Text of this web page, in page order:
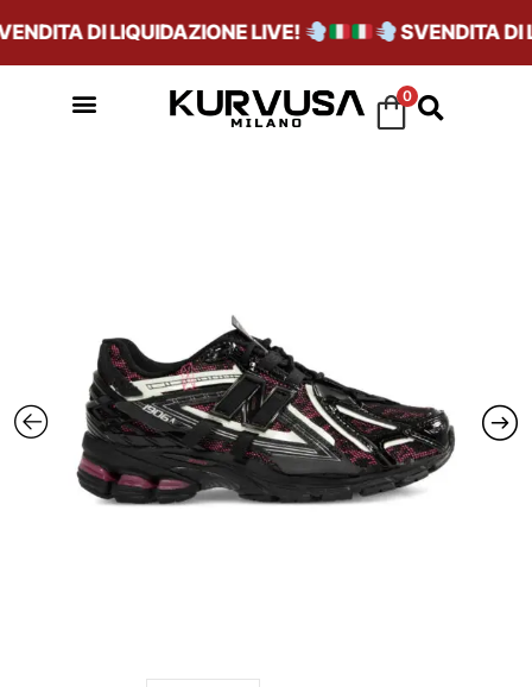
DI LIQUIDAZIONE LIVE! SVENDITA DI
0